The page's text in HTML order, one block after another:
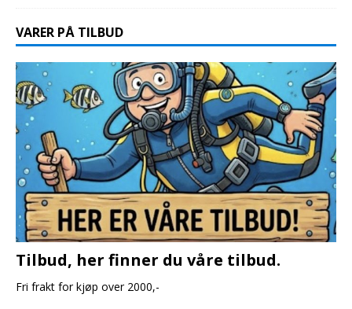
VARER PÅ TILBUD
Tilbud, her finner du våre tilbud.
Fri frakt for kjøp over 2000,-